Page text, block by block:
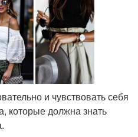
и чувствовать себя
которые должна знать